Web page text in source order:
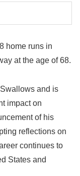
home runs in
at the age of 68.
and is
impact on
of his
reflections on
continues to
States and